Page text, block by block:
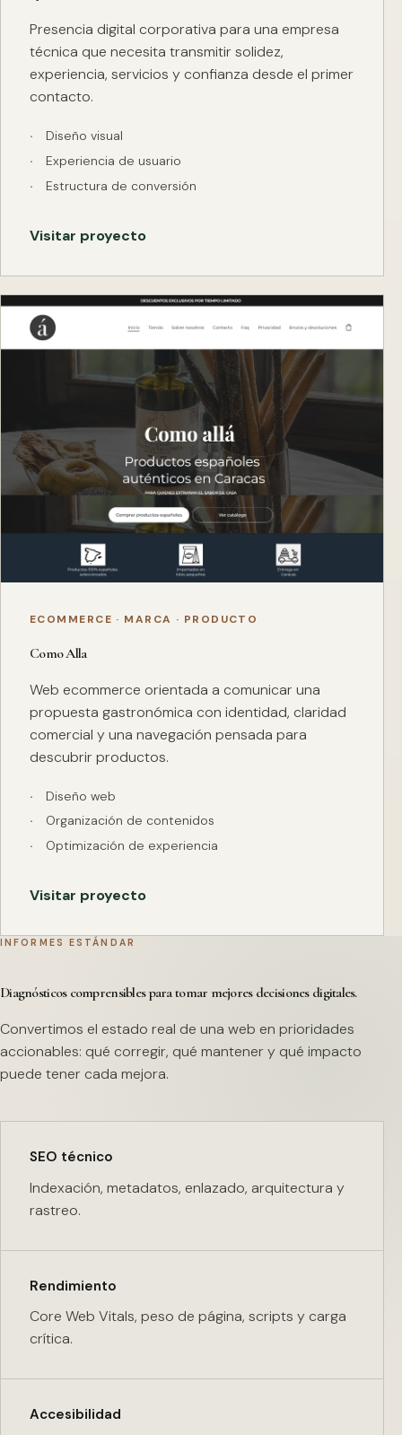
Presencia digital corporativa para una empresa
técnica que necesita transmitir solidez,
experiencia, servicios y confianza desde el primer
contacto.
Diseño visual
Experiencia de usuario
Estructura de conversión
Visitar proyecto
ECOMMERCE · MARCA · PRODUCTO
Como Alla
Web ecommerce orientada a comunicar una
propuesta gastronómica con identidad, claridad
comercial y una navegación pensada para
descubrir productos.
Diseño web
Organización de contenidos
Optimización de experiencia
Visitar proyecto
INFORMES ESTÁNDAR
Diagnósticos comprensibles para tomar mejores decisiones digitales.
Convertimos el estado real de una web en prioridades
accionables: qué corregir, qué mantener y qué impacto
puede tener cada mejora.
SEO técnico
Indexación, metadatos, enlazado, arquitectura y
rastreo.
Rendimiento
Core Web Vitals, peso de página, scripts y carga
crítica.
Accesibilidad